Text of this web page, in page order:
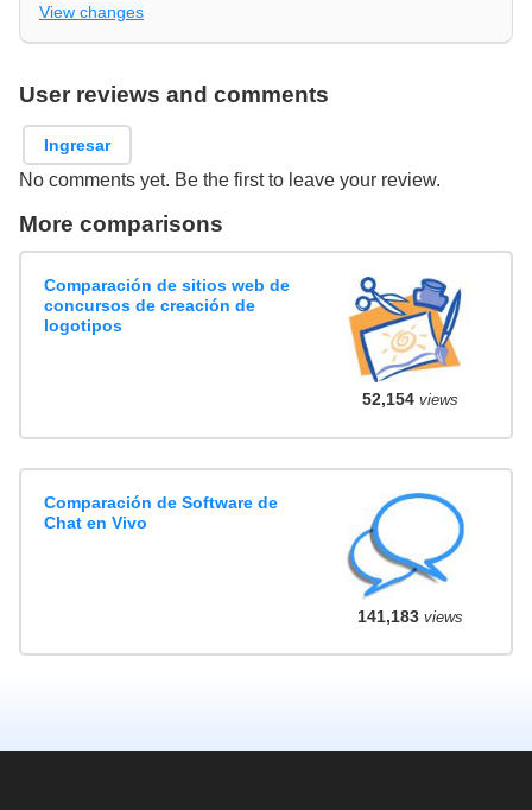
View changes
User reviews and comments
Ingresar
No comments yet. Be the first to leave your review.
More comparisons
Comparación de sitios web de
concursos de creación de
logotipos
52,154views
Comparación de Software de
Chat en Vivo
141,183views